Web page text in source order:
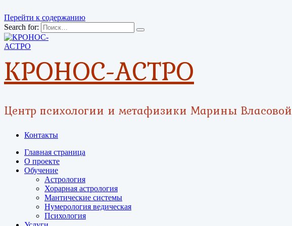
Перейти к содержанию
Search for:
КРОНОС-АСТРО
Центр психологии и метафизики Марины Власовой
Контакты
Главная страница
О проекте
Обучение
Астрология
Хорарная астрология
Мантические системы
Нумерология ведическая
Психология